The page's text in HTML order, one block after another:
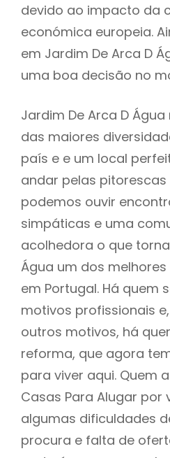
devido ao impacto da
económica europeia.
em Jardim De Arca D
uma boa decisão no
Jardim De Arca D
das maiores
país e e um local
andar pelas
podemos ouvir
simpáticas e uma
acolhedora o que
Água um dos
em Portugal. Há quem
motivos profissionais
outros motivos, há
reforma, que agora
para viver aqui. Quem
Casas Para Alugar por
algumas dificuldades
procura e falta de